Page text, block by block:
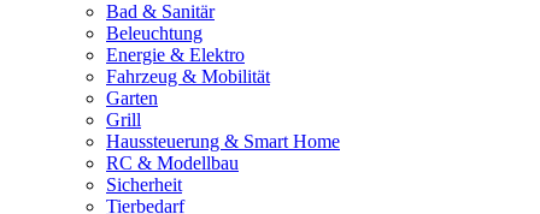
Bad & Sanitär
Beleuchtung
Energie & Elektro
Fahrzeug & Mobilität
Garten
Grill
Haussteuerung & Smart Home
RC & Modellbau
Sicherheit
Tierbedarf